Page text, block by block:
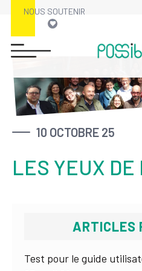
Skip
content
NOUS SOUTENIR
10 OCTOBRE 25
LES YEUX DE
ARTICLES
Test pour le guide